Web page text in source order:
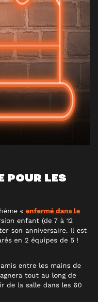
POUR LES
« enfermé dans le
enfant (de 7 à 12
son anniversaire. Il est
en 2 équipes de 5 !
entre les mains de
tout au long de
de la salle dans les 60